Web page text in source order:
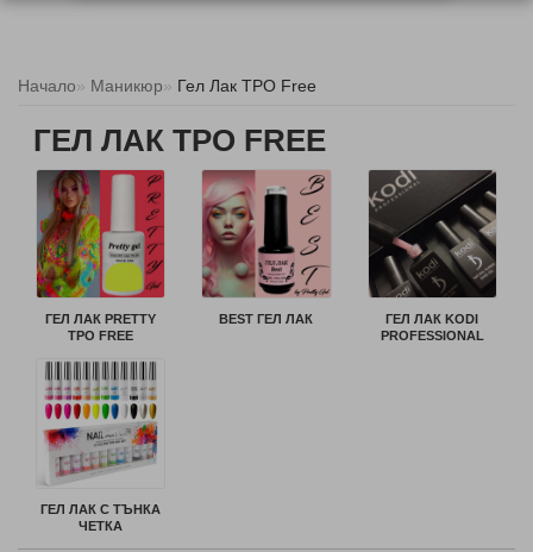
Начало Маникюр Гел Лак TPO Free
ГЕЛ ЛАК TPO FREE
ГЕЛ ЛАК PRETTY
TPO FREE
BEST ГЕЛ ЛАК
ГЕЛ ЛАК KODI
PROFESSIONAL
ГЕЛ ЛАК С ТЪНКА
ЧЕТКА